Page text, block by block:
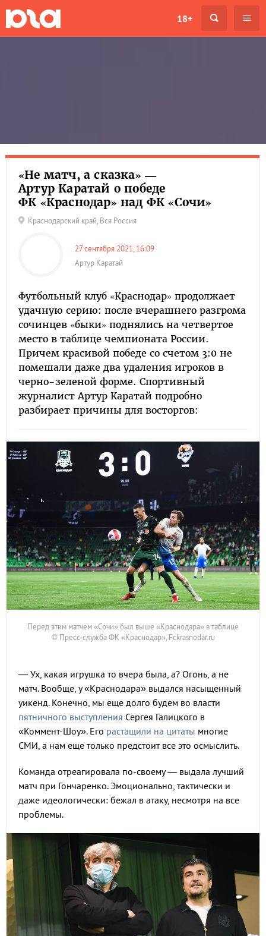
18+
«Не матч, а сказка» —
Артур Каратай о победе
ФК «Краснодар» над ФК «Сочи»
Краснодарский край, Вся Россия
27 сентября 2021, 16:09
Артур Каратай
Футбольный клуб «Краснодар» продолжает
удачную серию: после вчерашнего разгрома
сочинцев «быки» поднялись на четвертое
место в таблице чемпионата России.
Причем красивой победе со счетом 3:0 не
помешали даже два удаления игроков в
черно-зеленой форме. Спортивный
журналист Артур Каратай подробно
разбирает причины для восторгов:
Перед этим матчем «Сочи» был выше «Краснодара» в таблице
© Пресс-служба ФК «Краснодар», Fckrasnodar.ru
— Ух, какая игрушка то вчера была, а? Огонь, а не
матч. Вообще, у «Краснодара» выдался насыщенный
уикенд. Конечно, мы еще долго будем во власти
пятничного выступления Сергея Галицкого в
«Коммент-Шоу». Его растащили на цитаты многие
СМИ, а нам еще только предстоит все это осмыслить.
Команда отреагировала по-своему — выдала лучший
матч при Гончаренко. Эмоционально, тактически и
даже идеологически: бежал в атаку, несмотря на все
проблемы.